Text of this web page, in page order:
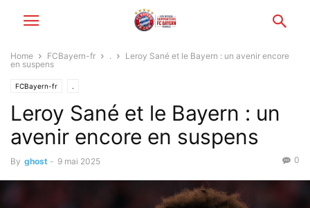
Home FCBayern-fr .
Leroy Sané et le Bayern : un avenir encore
en suspens
FCBayern-fr .
Leroy Sané et le Bayern : un
avenir encore en suspens
By ghost - 9 mai 2025 0